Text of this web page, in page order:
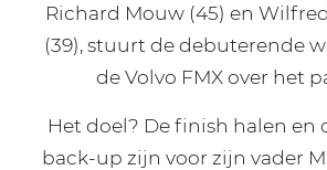
Richard Mouw (45) en
(39), stuurt de debuterende
de Volvo FMX over het
Het doel? De finish halen en
back-up zijn voor zijn vader